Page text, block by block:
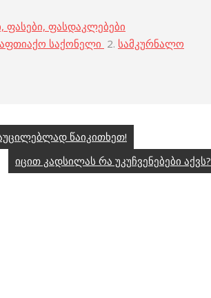
ფასები, ფასდაკლებები
საქონელი 2. სამკურნალო
წაიკითხეთ!
იცით კადსილას რა უკუჩვენებები აქვს?